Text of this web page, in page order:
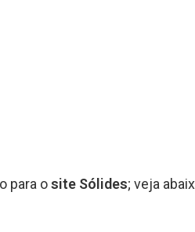
para osite Sólides; veja